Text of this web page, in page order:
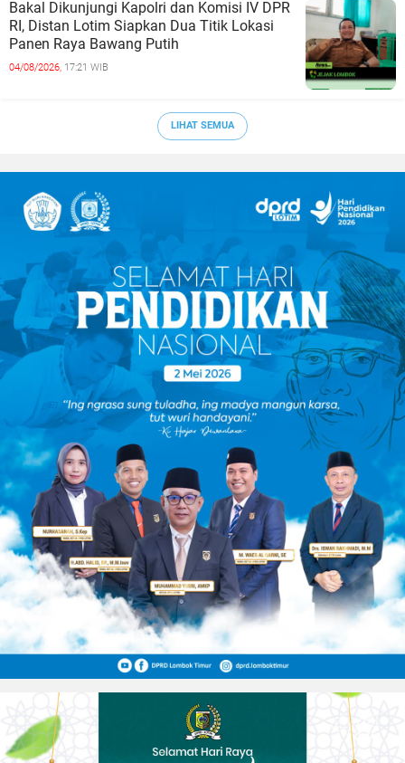
Bakal Dikunjungi Kapolri dan Komisi IV DPR
RI, Distan Lotim Siapkan Dua Titik Lokasi
Panen Raya Bawang Putih
04/08/2026, 17:21 WIB
LIHAT SEMUA